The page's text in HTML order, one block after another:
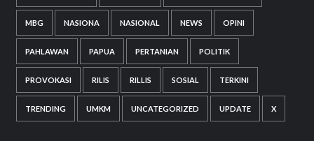
MBG NASIONA NASIONAL NEWS OPINI
PAHLAWAN PAPUA PERTANIAN POLITIK
PROVOKASI RILIS RILLIS SOSIAL TERKINI
TRENDING UMKM UNCATEGORIZED UPDATE X